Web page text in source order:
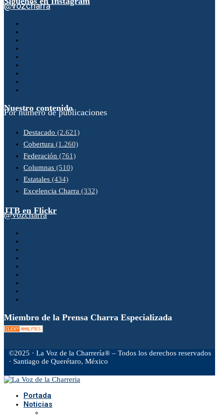
@vozcharra
Nuestro contenido
Por número de publicaciones
Destacado (2.621)
Cobertura (1.260)
Federación (761)
Columnas (510)
Estatales (434)
Excelencia Charra (332)
JTB en Flickr
@vozcharra
Miembro de la Prensa Charra Especializada
©2025 · La Voz de la Charrería® – Todos los derechos reservados
· Santiago de Querétaro, México
Portada
Noticias